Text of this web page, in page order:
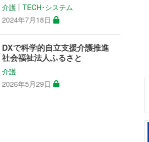
介護 │TECH･システム
2024年7月18日
DXで科学的自立支援介護推進
社会福祉法人ふるさと
介護
2026年5月29日